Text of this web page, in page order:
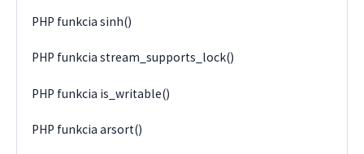
PHP funkcia sinh()
PHP funkcia stream_supports_lock()
PHP funkcia is_writable()
PHP funkcia arsort()